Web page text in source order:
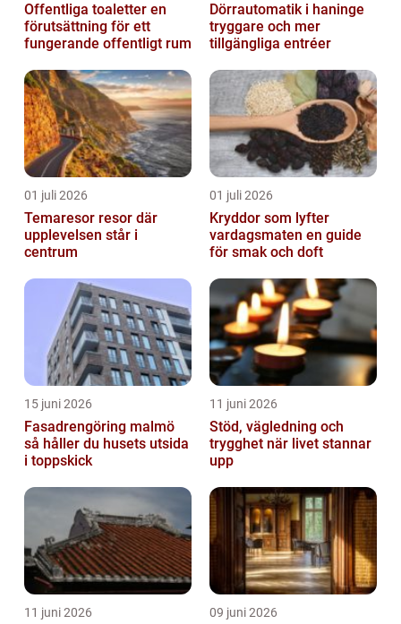
Offentliga toaletter en
förutsättning för ett
fungerande offentligt rum
Dörrautomatik i haninge
tryggare och mer
tillgängliga entréer
01 juli 2026
Temaresor resor där
upplevelsen står i
centrum
01 juli 2026
Kryddor som lyfter
vardagsmaten en guide
för smak och doft
15 juni 2026
Fasadrengöring malmö
så håller du husets utsida
i toppskick
11 juni 2026
Stöd, vägledning och
trygghet när livet stannar
upp
11 juni 2026 09 juni 2026